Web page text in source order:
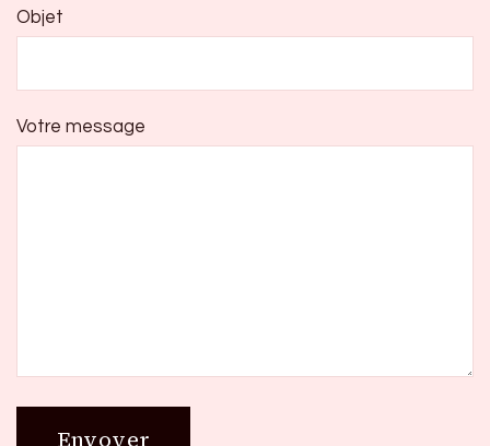
Objet
Votre message